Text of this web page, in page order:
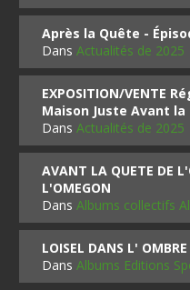
Après la Quête -
DansActualités de 2025
EXPOSITION/VENTE
Maison Juste Avant la
DansActualités de 2025
AVANT LA QUETE DE
L'OMEGON
DansAlbums collectifs
LOISEL DANS L'
DansAlbums Editions